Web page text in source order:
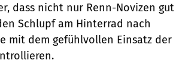
dass nicht nur Renn-Novizen gut
Schlupf am Hinterrad nach
mit dem gefühlvollen Einsatz der